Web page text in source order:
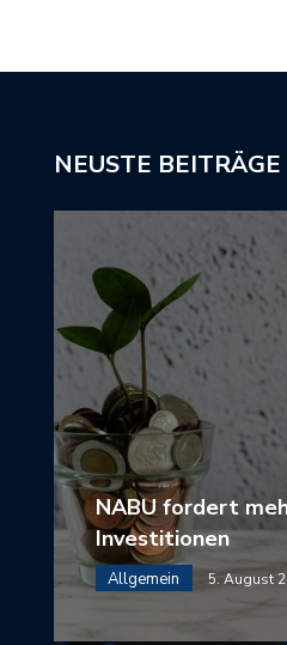
NEUSTE BEITRÄGE
NABU fordert
Investitionen
Allgemein 5. August